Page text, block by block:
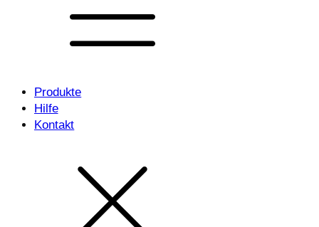
Produkte
Hilfe
Kontakt